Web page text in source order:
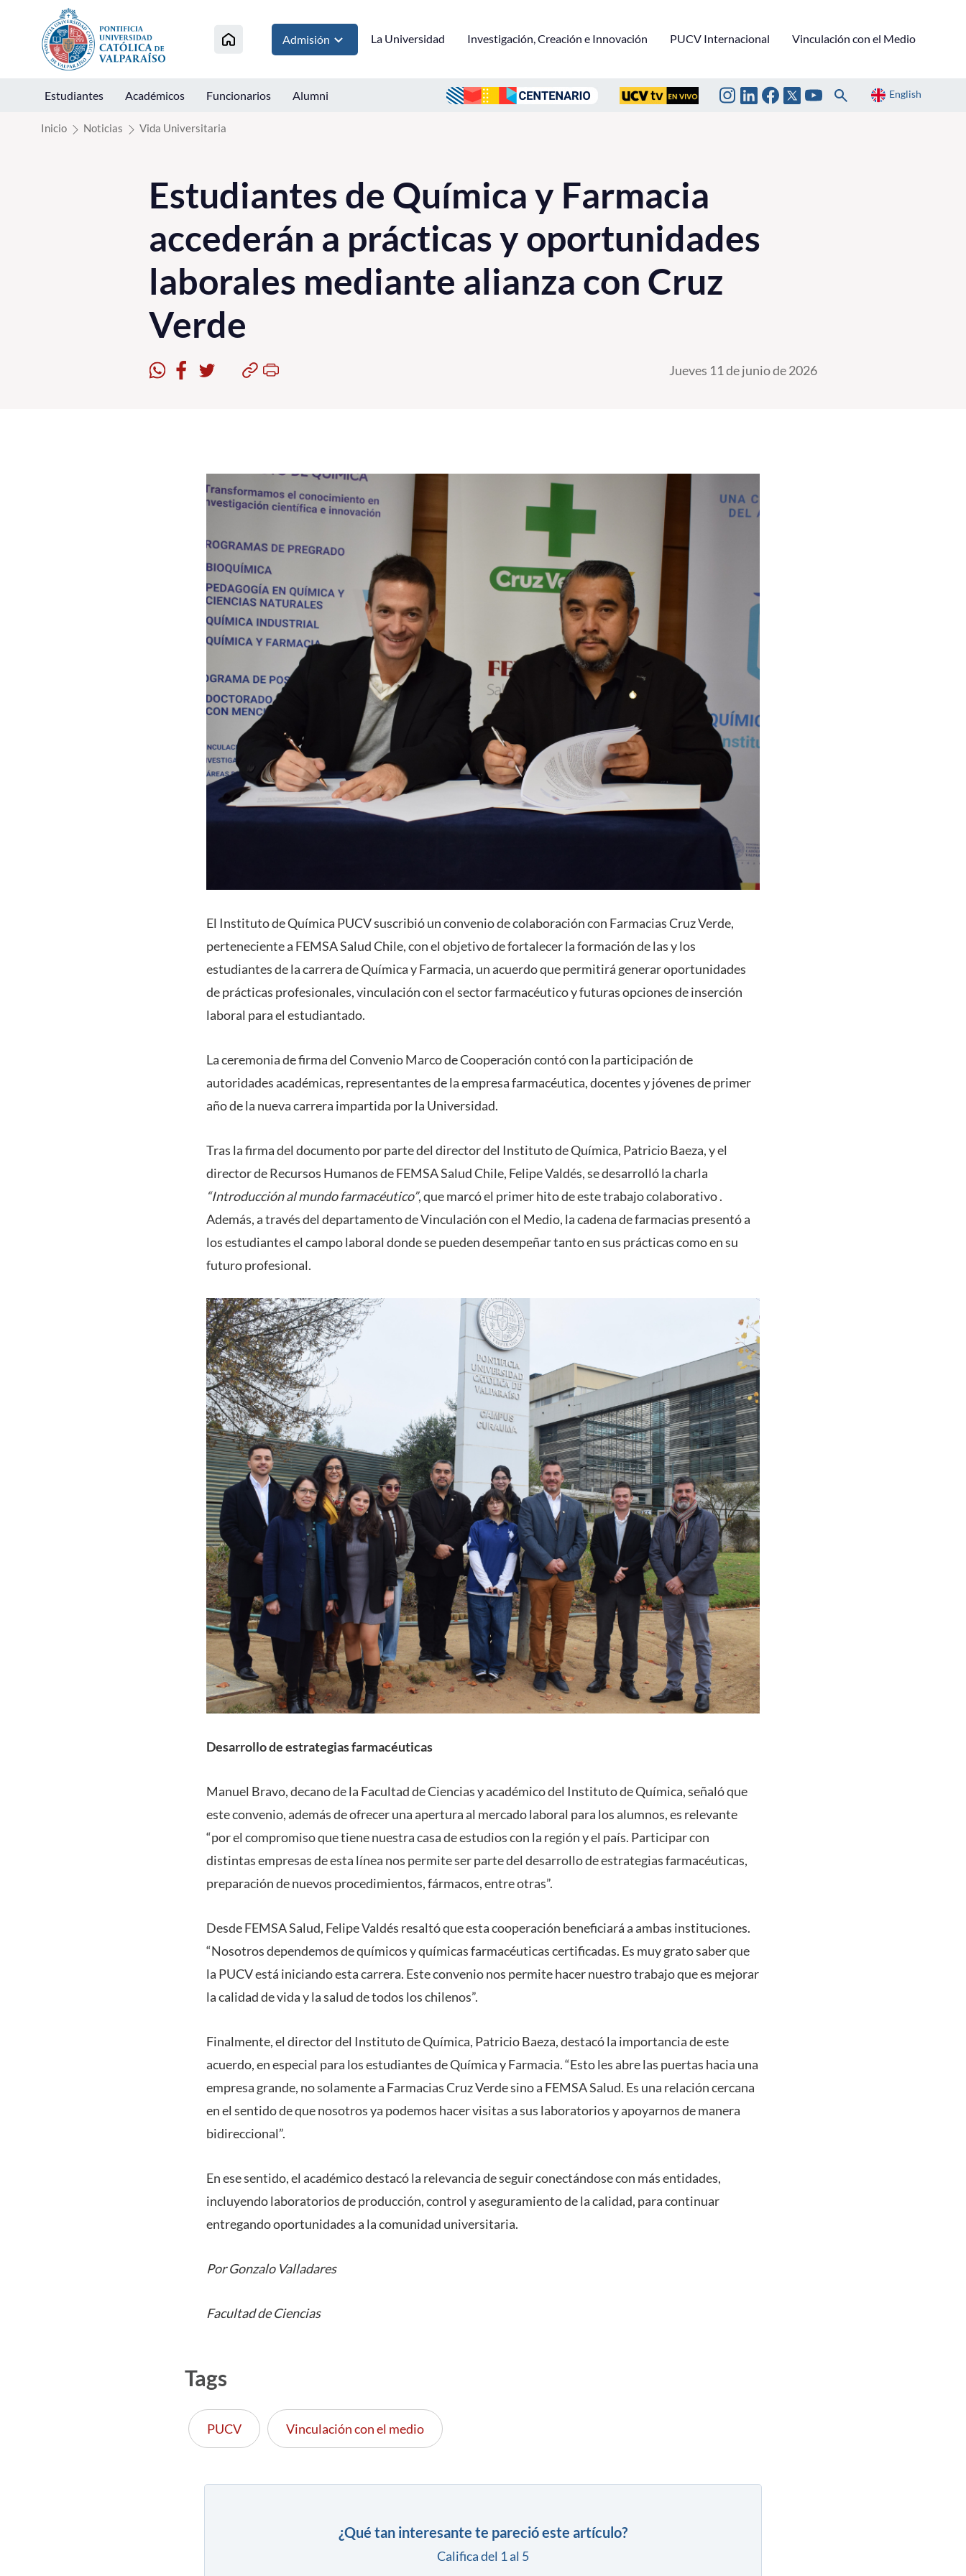
Click acá para ir directamente al contenido
Admisión La Universidad Investigación, Creación e Innovación PUCV Internacional Vinculación con el Medio
Estudiantes Académicos Funcionarios Alumni English
Inicio Noticias Vida Universitaria
Estudiantes de Química y Farmacia
accederán a prácticas y oportunidades
laborales mediante alianza con Cruz
Verde
Jueves 11 de junio de 2026
El Instituto de Química PUCV suscribió un convenio de colaboración con Farmacias Cruz Verde,
perteneciente a FEMSA Salud Chile, con el objetivo de fortalecer la formación de las y los
estudiantes de la carrera de Química y Farmacia, un acuerdo que permitirá generar oportunidades
de prácticas profesionales, vinculación con el sector farmacéutico y futuras opciones de inserción
laboral para el estudiantado.
La ceremonia de firma del Convenio Marco de Cooperación contó con la participación de
autoridades académicas, representantes de la empresa farmacéutica, docentes y jóvenes de primer
año de la nueva carrera impartida por la Universidad.
Tras la firma del documento por parte del director del Instituto de Química, Patricio Baeza, y el
director de Recursos Humanos de FEMSA Salud Chile, Felipe Valdés, se desarrolló la charla
“Introducción al mundo farmacéutico”, que marcó el primer hito de este trabajo colaborativo .
Además, a través del departamento de Vinculación con el Medio, la cadena de farmacias presentó a
los estudiantes el campo laboral donde se pueden desempeñar tanto en sus prácticas como en su
futuro profesional.
Desarrollo de estrategias farmacéuticas
Manuel Bravo, decano de la Facultad de Ciencias y académico del Instituto de Química, señaló que
este convenio, además de ofrecer una apertura al mercado laboral para los alumnos, es relevante
“por el compromiso que tiene nuestra casa de estudios con la región y el país. Participar con
distintas empresas de esta línea nos permite ser parte del desarrollo de estrategias farmacéuticas,
preparación de nuevos procedimientos, fármacos, entre otras”.
Desde FEMSA Salud, Felipe Valdés resaltó que esta cooperación beneficiará a ambas instituciones.
“Nosotros dependemos de químicos y químicas farmacéuticas certificadas. Es muy grato saber que
la PUCV está iniciando esta carrera. Este convenio nos permite hacer nuestro trabajo que es mejorar
la calidad de vida y la salud de todos los chilenos”.
Finalmente, el director del Instituto de Química, Patricio Baeza, destacó la importancia de este
acuerdo, en especial para los estudiantes de Química y Farmacia. “Esto les abre las puertas hacia una
empresa grande, no solamente a Farmacias Cruz Verde sino a FEMSA Salud. Es una relación cercana
en el sentido de que nosotros ya podemos hacer visitas a sus laboratorios y apoyarnos de manera
bidireccional”.
En ese sentido, el académico destacó la relevancia de seguir conectándose con más entidades,
incluyendo laboratorios de producción, control y aseguramiento de la calidad, para continuar
entregando oportunidades a la comunidad universitaria.
Por Gonzalo Valladares
Facultad de Ciencias
Tags
PUCV Vinculación con el medio
¿Qué tan interesante te pareció este artículo?
Califica del 1 al 5